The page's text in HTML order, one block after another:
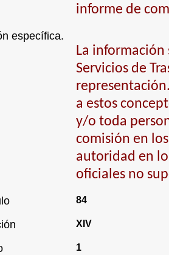
informe de
específica.
La información
Servicios de
a estos
y/o toda
comisión en
autoridad en
oficiales no
84
XIV
1